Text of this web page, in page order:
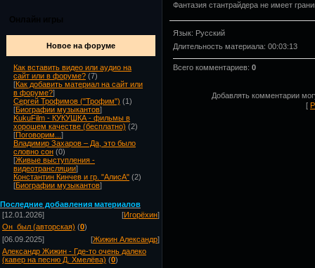
Новое на форуме
Как вставить видео или аудио на
сайт или в форуме? (7)
[Как добавить материал на сайт или
в форуме?]
Сергей Трофимов ("Трофим") (1)
[Биографии музыкантов]
KukuFilm - КУКУШКА - фильмы в
хорошем качестве (бесплатно) (2)
[Поговорим... ]
Владимир Захаров – Да, это было
словно сон (0)
[Живые выступления -
видеотрансляции]
Константин Кинчев и гр. "АлисА" (2)
[Биографии музыкантов]
Последние добавления материалов
[12.01.2026]
[Игорёхин]
Он_был (авторская) (0)
[06.09.2025]
[Жижин Александр]
Александр Жижин - Где-то очень далеко
(кавер на песню Д. Хмелёва) (0)
Фантазия стантрайдера не имеет
Язык: Русский
Длительность материала: 00:03:13
Всего комментариев: 0
Добавлять комментарии
[